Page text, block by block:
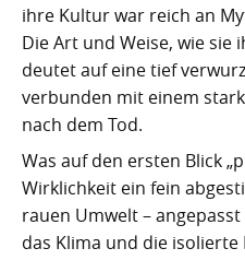
San
Santa
Thor Heyerdahl und
ihre Kultur war reich an
Die Art und Weise, wie sie
deutet auf eine tief
verbunden mit einem
nach dem Tod.
Was auf den ersten Blick
Wirklichkeit ein fein
rauen Umwelt –
das Klima und die isolierte